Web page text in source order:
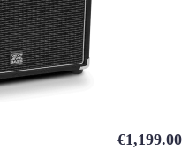
€1,199.00